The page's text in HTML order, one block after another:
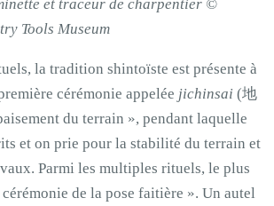
et traceur de charpentier ©
Tools Museum
la tradition shintoïste est présente à
cérémonie appelée jichinsai (地
du terrain », pendant laquelle
et on prie pour la stabilité du terrain et
Parmi les multiples rituels, le plus
de la pose faitière ». Un autel